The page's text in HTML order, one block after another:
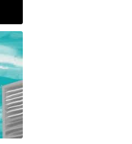
Rodrigo Leão - "Voz de Sal". feat. Martirio (Official Video)